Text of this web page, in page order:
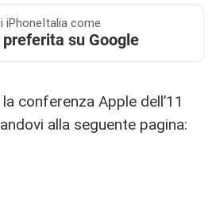
iPhoneItalia come
preferita su Google
conferenza Apple dell’11
alla seguente pagina: